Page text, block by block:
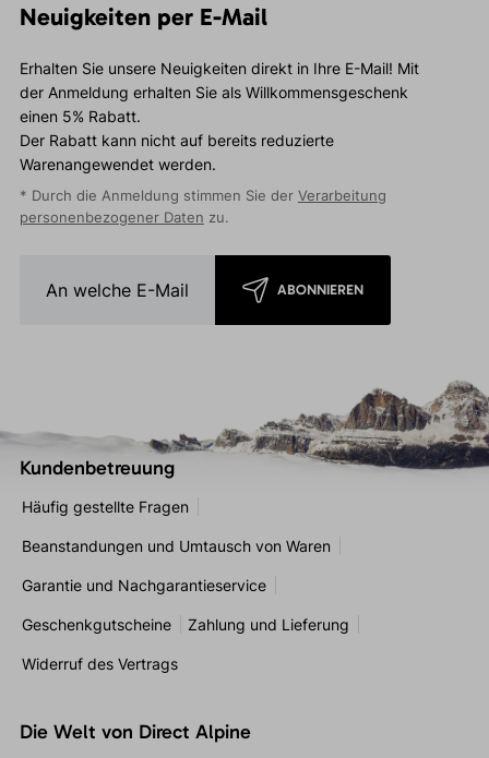
Neuigkeiten per E-Mail
Erhalten Sie unsere Neuigkeiten direkt in Ihre E-Mail! Mit
der Anmeldung erhalten Sie als Willkommensgeschenk
einen 5% Rabatt.
Der Rabatt kann nicht auf bereits reduzierte
Warenangewendet werden.
* Durch die Anmeldung stimmen Sie der Verarbeitung
personenbezogener Daten zu.
ABONNIEREN
Kundenbetreuung
Häufig gestellte Fragen
Beanstandungen und Umtausch von Waren
Garantie und Nachgarantieservice
Geschenkgutscheine Zahlung und Lieferung
Widerruf des Vertrags
Die Welt von Direct Alpine